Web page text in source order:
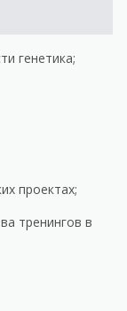
генетика;
проектах;
тренингов в